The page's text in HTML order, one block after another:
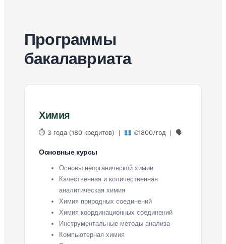
Программы
бакалавриата
Химия
⏱ 3 года (180 кредитов) | €1800/год | 🗣
Основные курсы
Основы неорганической химии
Качественная и количественная
аналитическая химия
Химия природных соединений
Химия координационных соединений
Инструментальные методы анализа
Компьютерная химия